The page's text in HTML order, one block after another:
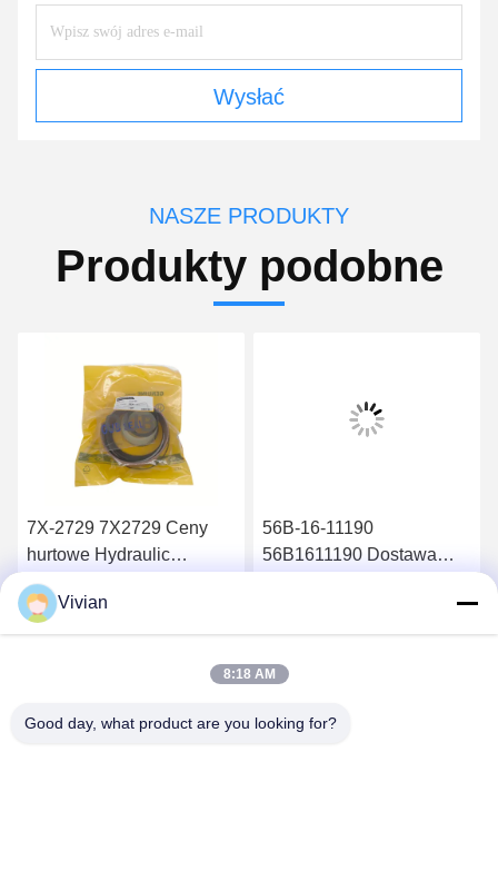
Wysłać
NASZE PRODUKTY
Produkty podobne
7X-2729 7X2729 Ceny
hurtowe Hydraulic
cylinder seal kit 826B
Uzyskaj najlepszą cenę
56B-16-11190
56B1611190 Dostawa
Filtr oleju hydraulicznego
HM400-2 HM350-2
Uzyskaj najlepszą cenę
Vivian
8:18 AM
Good day, what product are you looking for?